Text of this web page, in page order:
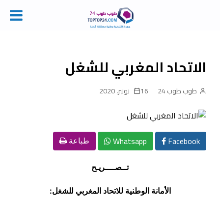
contentالاتحاد المغربي للشغل
طوب طوب 24 16 نونبر، 2020
Facebook
Whatsapp طباعة
تــصــــريـح
الأمانة الوطنية للاتحاد المغربي للشغل: